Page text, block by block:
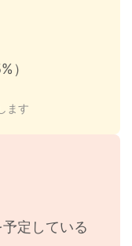
）
ます
定している